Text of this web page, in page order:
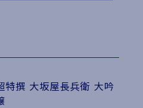
特撰 大坂屋長兵衛 大吟